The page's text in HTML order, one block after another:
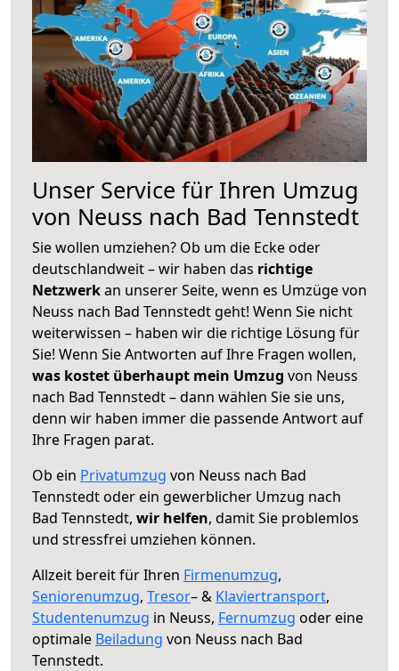
Unser Service für Ihren Umzug
von Neuss nach Bad Tennstedt
Sie wollen umziehen? Ob um die Ecke oder
deutschlandweit – wir haben das richtige
Netzwerkan unserer Seite, wenn es Umzüge von
Neuss nach Bad Tennstedt geht! Wenn Sie nicht
weiterwissen – haben wir die richtige Lösung für
Sie! Wenn Sie Antworten auf Ihre Fragen wollen,
was kostet überhaupt mein Umzug von Neuss
nach Bad Tennstedt – dann wählen Sie sie uns,
denn wir haben immer die passende Antwort auf
Ihre Fragen parat.
Ob ein Privatumzug von Neuss nach Bad
Tennstedt oder ein gewerblicher Umzug nach
Bad Tennstedt, wir helfen, damit Sie problemlos
und stressfrei umziehen können.
Allzeit bereit für Ihren Firmenumzug,
Seniorenumzug, Tresor– & Klaviertransport,
Studentenumzug in Neuss, Fernumzug oder eine
optimale Beiladung von Neuss nach Bad
Tennstedt.